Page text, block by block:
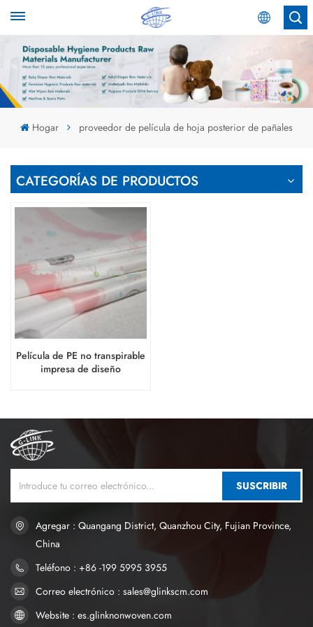
Español
English
Hogar proveedor de película de hoja posterior de pañales
CATEGORÍAS DE PRODUCTOS
Película de PE no transpirable
impresa de diseño
SUSCRIBIR
Agregar : Quangang District, Quanzhou City, Fujian Province,
China
Teléfono : +86 -199 5995 3955
Correo electrónico : sales@glinkscm.com
Website : es.glinknonwoven.com